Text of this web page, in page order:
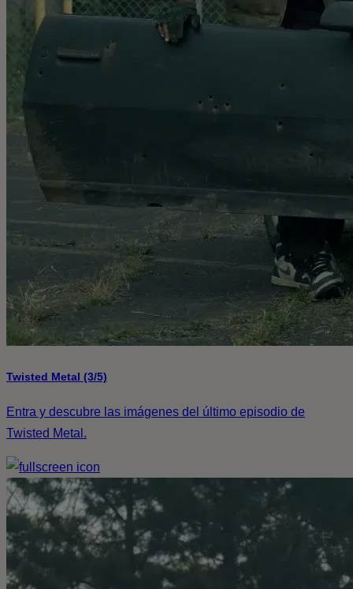
Twisted Metal (3/5)
Entra y descubre las imágenes del último episodio de
Twisted Metal.